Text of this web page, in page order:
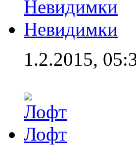
Невидимки
1.2.2015,
Лофт